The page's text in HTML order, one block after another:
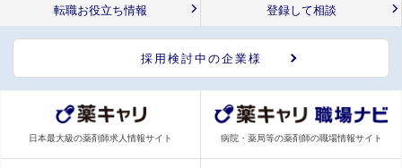
転職お役立ち情報 登録して相談
採用検討中の企業様
日本最大級の薬剤師求人情報サイト 病院・薬局等の薬剤師の職場情報サイト